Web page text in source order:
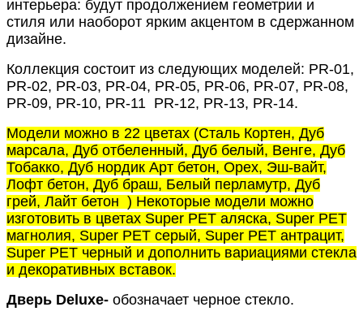
интерьера: будут продолжением геометрии и
стиля или наоборот ярким акцентом в сдержанном
дизайне.
Коллекция состоит из следующих моделей: PR-01,
PR-02, PR-03, PR-04, PR-05, PR-06, PR-07, PR-08,
PR-09, PR-10, PR-11 PR-12, PR-13, PR-14.
Модели можно в 22 цветах (Сталь Кортен, Дуб
марсала, Дуб отбеленный, Дуб белый, Венге, Дуб
Тобакко, Дуб нордик Арт бетон, Орех, Эш-вайт,
Лофт бетон, Дуб браш, Белый перламутр, Дуб
грей, Лайт бетон ) Некоторые модели можно
изготовить в цветах Super PET аляска, Super PET
магнолия, Super PET серый, Super PET антрацит,
Super PET черный и дополнить вариациями стекла
и декоративных вставок.
Дверь Deluxe- обозначает черное стекло.